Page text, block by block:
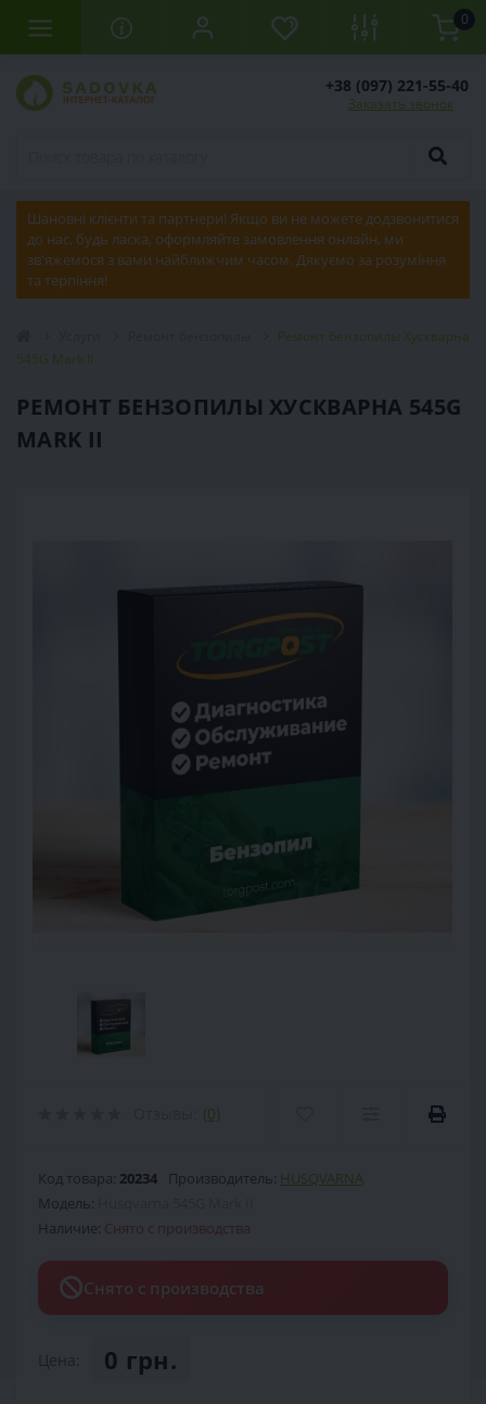
0
+38 (097) 221-55-40
Заказать звонок
Шановні клієнти та партнери! Якщо ви не можете додзвонитися
до нас, будь ласка, оформляйте замовлення онлайн, ми
зв'яжемося з вами найближчим часом. Дякуємо за розуміння
та терпіння!
Ремонт бензопилы Хускварна
545G Mark II
РЕМОНТ БЕНЗОПИЛЫ ХУСКВАРНА 545G
MARK II
(0)
Код товара: 20234 Производитель: HUSQVARNA
Модель:
Наличие: Снято с производства
Снято с производства
0 грн.